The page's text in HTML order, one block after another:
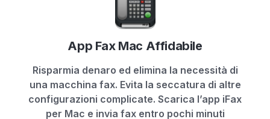
App Fax Mac Affidabile
Risparmia denaro ed elimina la necessità di
una macchina fax. Evita la seccatura di altre
configurazioni complicate. Scarica l’app iFax
per Mac e invia fax entro pochi minuti